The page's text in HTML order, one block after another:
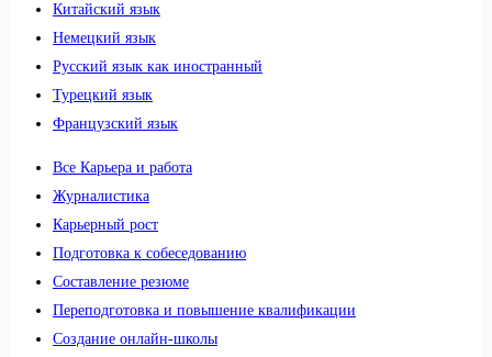
Китайский язык
Немецкий язык
Русский язык как иностранный
Турецкий язык
Французский язык
Все Карьера и работа
Журналистика
Карьерный рост
Подготовка к собеседованию
Составление резюме
Переподготовка и повышение квалификации
Создание онлайн-школы